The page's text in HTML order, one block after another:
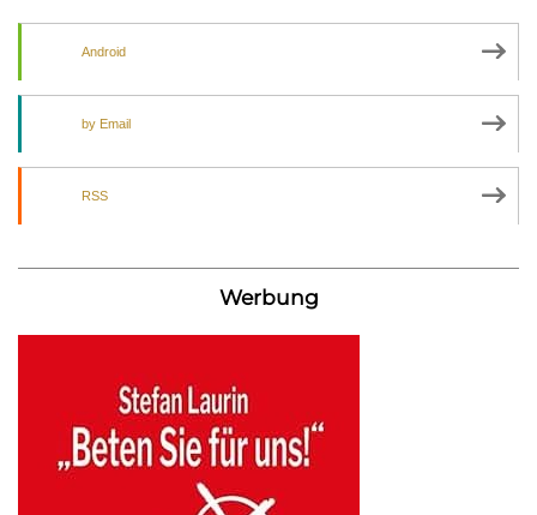
Android
by Email
RSS
Werbung